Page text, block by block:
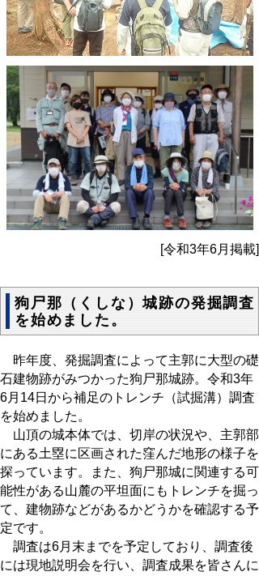
[令和3年6月掲載]
狗尸那（くしな）城跡の発掘調査
を始めました。
昨年度、発掘調査によって主郭に大型の礎
石建物跡がみつかった狗尸那城跡。令和3年
6月14日から補足のトレンチ（試掘溝）調査
を始めました。
山頂の城本体では、切岸の状況や、主郭部
にある土塁に区画された窪んだ地形の様子を
探っています。また、狗尸那城に関連する可
能性がある山麓の平坦面にもトレンチを掘っ
て、建物跡などがあるかどうかを確認する予
定です。
調査は6月末までを予定しており、調査後
には現地説明会を行い、調査成果を皆さんに